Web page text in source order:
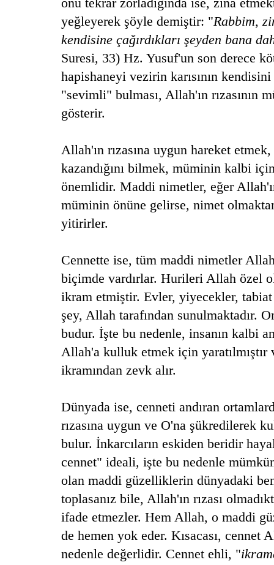
yeğleyerek şöyle demiştir: "Rabbim,
kendisine çağırdıkları şeyden bana
Suresi, 33) Hz. Yusuf'un son derece
hapishaneyi vezirin karısının kendisini
"sevimli" bulması, Allah'ın rızasının
gösterir.
Allah'ın rızasına uygun hareket
kazandığını bilmek, müminin kalbi
önemlidir. Maddi nimetler, eğer
müminin önüne gelirse, nimet
yitirirler.
Cennette ise, tüm maddi nimetler
biçimde vardırlar. Hurileri Allah özel
ikram etmiştir. Evler, yiyecekler,
şey, Allah tarafından sunulmaktadır.
budur. İşte bu nedenle, insanın kalbi
Allah'a kulluk etmek için yaratılmıştır
ikramından zevk alır.
Dünyada ise, cenneti andıran
rızasına uygun ve O'na şükredilerek
bulur. İnkarcıların eskiden beridir
cennet" ideali, işte bu nedenle
olan maddi güzelliklerin dünyadaki
toplasanız bile, Allah'ın rızası
ifade etmezler. Hem Allah, o maddi
de hemen yok eder. Kısacası, cennet
nedenle değerlidir. Cennet ehli, "